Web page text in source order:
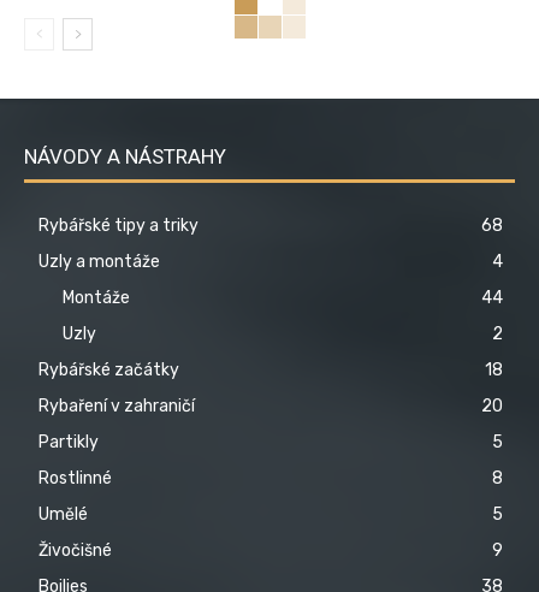
NÁVODY A NÁSTRAHY
Rybářské tipy a triky
68
Uzly a montáže
4
Montáže
44
Uzly
2
Rybářské začátky
18
Rybaření v zahraničí
20
Partikly
5
Rostlinné
8
Umělé
5
Živočišné
9
Boilies
38